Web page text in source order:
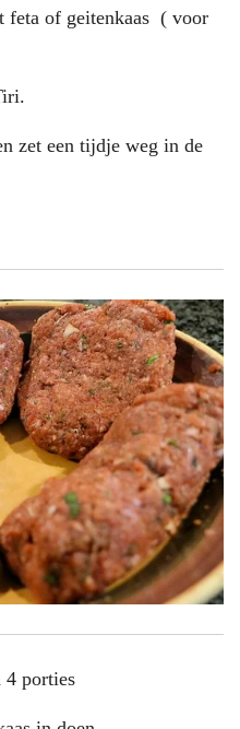
feta of geitenkaas ( voor
zet een tijdje weg in de
4 porties